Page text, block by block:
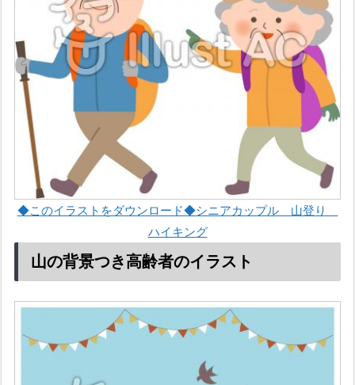
◆このイラストをダウンロード◆シニアカップル 山登り
ハイキング
山の背景つき高齢者のイラスト